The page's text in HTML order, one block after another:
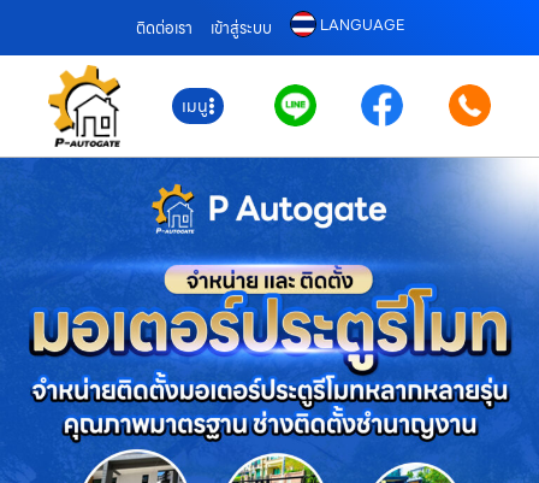
ติดต่อเรา เข้าสู่ระบบ LANGUAGE
เมนู